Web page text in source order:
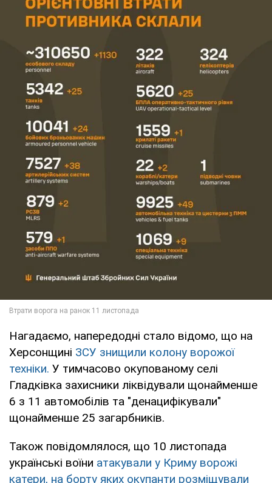
Нагадаємо, напередодні стало відомо, що на
Херсонщині ЗСУ знищили колону ворожої
техніки. У тимчасово окупованому селі
Гладківка захисники ліквідували щонайменше
6 з 11 автомобілів та "денацифікували"
щонайменше 25 загарбників.
Також повідомлялося, що 10 листопада
українські воїни атакували у Криму ворожі
катери, на борту яких окупанти розміщували